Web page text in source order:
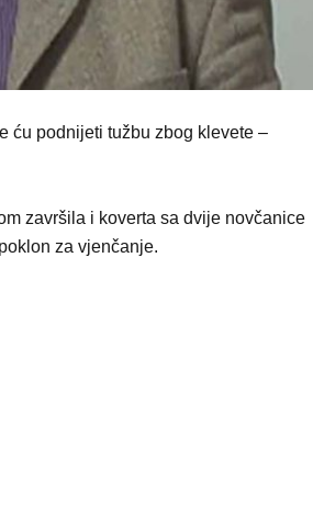
ću podnijeti tužbu zbog klevete –
završila i koverta sa dvije novčanice
za vjenčanje.